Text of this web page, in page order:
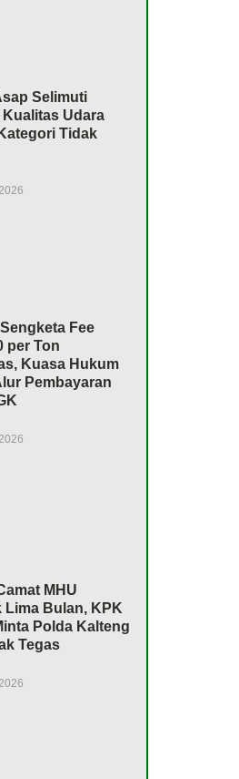
Selimuti
Kualitas Udara
Tidak
Fee
per Ton
Kuasa Hukum
Pembayaran
MHU
Lima Bulan, KPK
Polda Kalteng
Tegas